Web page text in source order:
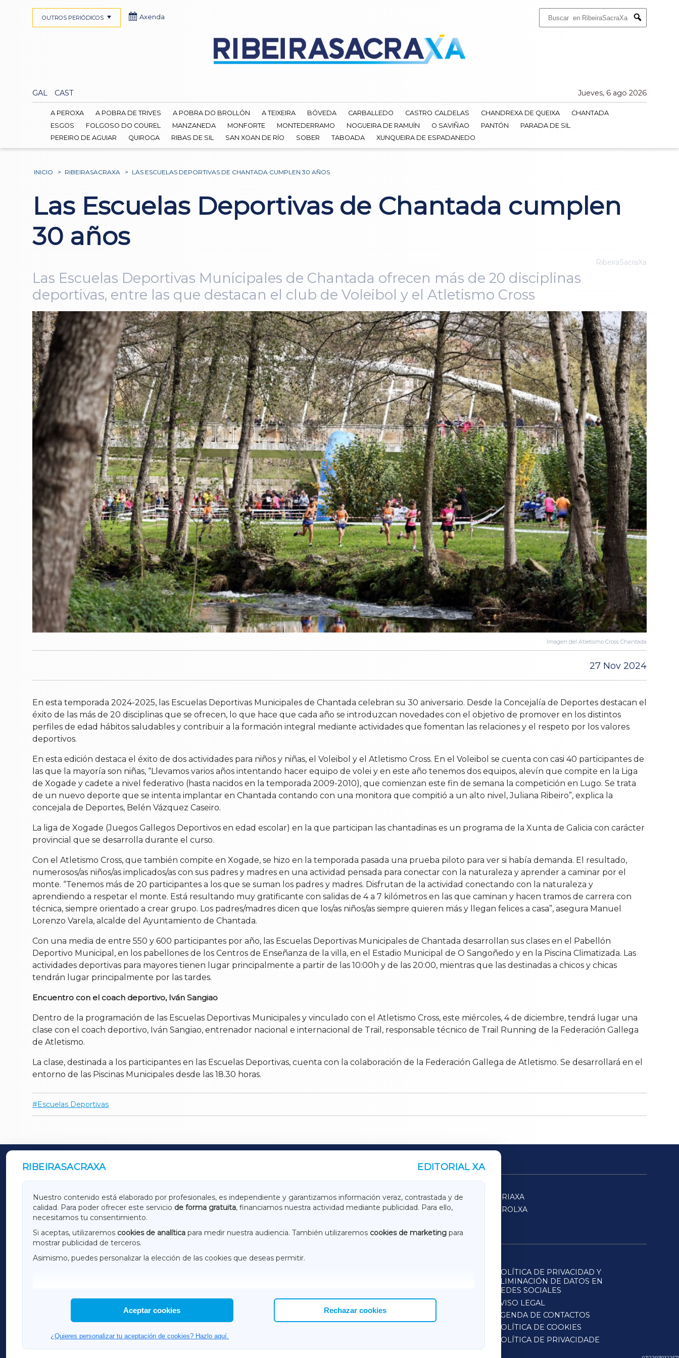
Submit
GAL CAST Jueves, 6 ago 2026
OUTROS PERIÓDICOS Axenda
A PEROXA A POBRA DE TRIVES A POBRA DO BROLLÓN A TEIXEIRA BÓVEDA CARBALLEDO CASTRO CALDELAS CHANDREXA DE QUEIXA
CHANTADA
ESGOS
FOLGOSO DO COUREL MANZANEDA MONFORTE MONTEDERRAMO NOGUEIRA DE RAMUÍN O SAVIÑAO PANTÓN
PARADA DE SIL
PEREIRO DE AGUIAR
QUIROGA RIBAS DE SIL SAN XOAN DE RÍO SOBER TABOADA XUNQUEIRA DE ESPADANEDO
INICIO > RIBEIRASACRAXA > LAS ESCUELAS DEPORTIVAS DE CHANTADA CUMPLEN 30 AÑOS
Las Escuelas Deportivas de Chantada cumplen
30 años
RibeiraSacraXa
Las Escuelas Deportivas Municipales de Chantada ofrecen más de 20 disciplinas
deportivas, entre las que destacan el club de Voleibol y el Atletismo Cross
Imagen del Atletismo Cross Chantada
27 Nov 2024
En esta temporada 2024-2025, las Escuelas Deportivas Municipales de Chantada celebran su 30 aniversario. Desde la Concejalía de Deportes destacan el
éxito de las más de 20 disciplinas que se ofrecen, lo que hace que cada año se introduzcan novedades con el objetivo de promover en los distintos
perfiles de edad hábitos saludables y contribuir a la formación integral mediante actividades que fomentan las relaciones y el respeto por los valores
deportivos.
En esta edición destaca el éxito de dos actividades para niños y niñas, el Voleibol y el Atletismo Cross. En el Voleibol se cuenta con casi 40 participantes de
las que la mayoría son niñas, “Llevamos varios años intentando hacer equipo de volei y en este año tenemos dos equipos, alevín que compite en la Liga
de Xogade y cadete a nivel federativo (hasta nacidos en la temporada 2009-2010), que comienzan este fin de semana la competición en Lugo. Se trata
de un nuevo deporte que se intenta implantar en Chantada contando con una monitora que compitió a un alto nivel, Juliana Ribeiro”, explica la
concejala de Deportes, Belén Vázquez Caseiro.
La liga de Xogade (Juegos Gallegos Deportivos en edad escolar) en la que participan las chantadinas es un programa de la Xunta de Galicia con carácter
provincial que se desarrolla durante el curso.
Con el Atletismo Cross, que también compite en Xogade, se hizo en la temporada pasada una prueba piloto para ver si había demanda. El resultado,
numerosos/as niños/as implicados/as con sus padres y madres en una actividad pensada para conectar con la naturaleza y aprender a caminar por el
monte. “Tenemos más de 20 participantes a los que se suman los padres y madres. Disfrutan de la actividad conectando con la naturaleza y
aprendiendo a respetar el monte. Está resultando muy gratificante con salidas de 4 a 7 kilómetros en las que caminan y hacen tramos de carrera con
técnica, siempre orientado a crear grupo. Los padres/madres dicen que los/as niños/as siempre quieren más y llegan felices a casa”, asegura Manuel
Lorenzo Varela, alcalde del Ayuntamiento de Chantada.
Con una media de entre 550 y 600 participantes por año, las Escuelas Deportivas Municipales de Chantada desarrollan sus clases en el Pabellón
Deportivo Municipal, en los pabellones de los Centros de Enseñanza de la villa, en el Estadio Municipal de O Sangoñedo y en la Piscina Climatizada. Las
actividades deportivas para mayores tienen lugar principalmente a partir de las 10:00h y de las 20:00, mientras que las destinadas a chicos y chicas
tendrán lugar principalmente por las tardes.
Encuentro con el coach deportivo, Iván Sangiao
Dentro de la programación de las Escuelas Deportivas Municipales y vinculado con el Atletismo Cross, este miércoles, 4 de diciembre, tendrá lugar una
clase con el coach deportivo, Iván Sangiao, entrenador nacional e internacional de Trail, responsable técnico de Trail Running de la Federación Gallega
de Atletismo.
La clase, destinada a los participantes en las Escuelas Deportivas, cuenta con la colaboración de la Federación Gallega de Atletismo. Se desarrollará en el
entorno de las Piscinas Municipales desde las 18.30 horas.
Escuelas Deportivas
RIBEIRASACRAXA EDITORIAL XA
Nuestro contenido está elaborado por profesionales, es independiente y garantizamos información veraz, contrastada y de
calidad. Para poder ofrecer este servicio de forma gratuita, financiamos nuestra actividad mediante publicidad. Para ello,
necesitamos tu consentimiento.
Si aceptas, utilizaremos cookies de analítica para medir nuestra audiencia. También utilizaremos cookies de marketing para
mostrar publicidad de terceros.
Asimismo, puedes personalizar la elección de las cookies que deseas permitir.
Aceptar cookies Rechazar cookies
¿Quieres personalizar tu aceptación de cookies? Hazlo aquí.
OUTROS PERIÓDICOS
GALICIAXA LUGOXA TERRACHAXA
SARRIAXA
AMARIÑAXA
RIBEIRASACRAXA ACORUÑAXA
FERROLXA
OURENSEXA
HEMEROTECA
POLÍTICA DE PRIVACIDAD Y
ELIMINACIÓN DE DATOS EN
REDES SOCIALES
AVISO LEGAL
AGENDA DE CONTACTOS
POLÍTICA DE COOKIES
POLÍTICA DE PRIVACIDADE